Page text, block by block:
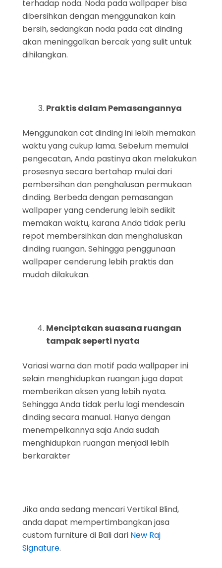
terhadap noda. Noda pada wallpaper bisa
dibersihkan dengan menggunakan kain
bersih, sedangkan noda pada cat dinding
akan meninggalkan bercak yang sulit untuk
dihilangkan.
Praktis dalam Pemasangannya
Menggunakan cat dinding ini lebih memakan
waktu yang cukup lama. Sebelum memulai
pengecatan, Anda pastinya akan melakukan
prosesnya secara bertahap mulai dari
pembersihan dan penghalusan permukaan
dinding. Berbeda dengan pemasangan
wallpaper yang cenderung lebih sedikit
memakan waktu, karana Anda tidak perlu
repot membersihkan dan menghaluskan
dinding ruangan. Sehingga penggunaan
wallpaper cenderung lebih praktis dan
mudah dilakukan.
Menciptakan suasana ruangan
tampak seperti nyata
Variasi warna dan motif pada wallpaper ini
selain menghidupkan ruangan juga dapat
memberikan aksen yang lebih nyata.
Sehingga Anda tidak perlu lagi mendesain
dinding secara manual. Hanya dengan
menempelkannya saja Anda sudah
menghidupkan ruangan menjadi lebih
berkarakter
Jika anda sedang mencari Vertikal Blind,
anda dapat mempertimbangkan jasa
custom furniture di Bali dari New Raj
Signature.